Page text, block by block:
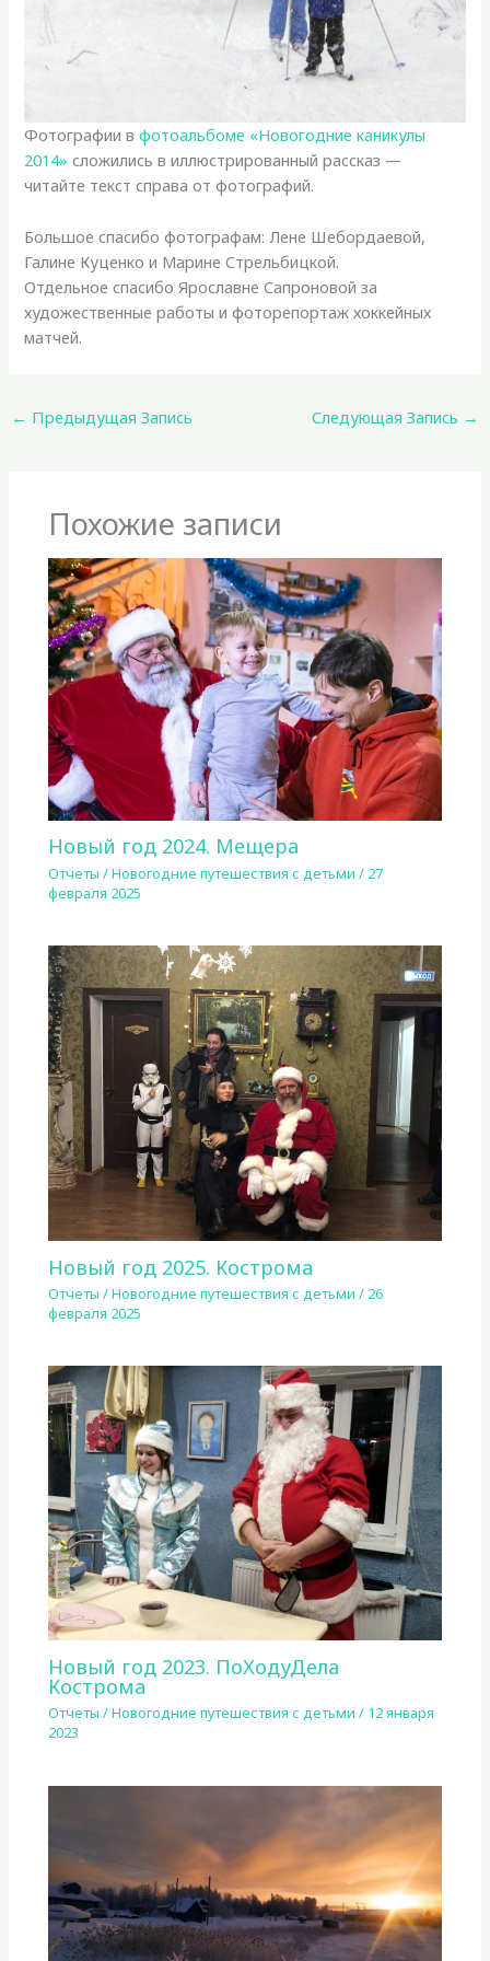
Фотографии вфотоальбоме «Новогодние каникулы
2014» сложились в иллюстрированный рассказ —
читайте текст справа от фотографий.
Большое спасибо фотографам: Лене Шебордаевой,
Галине Куценко и Марине Стрельбицкой.
Отдельное спасибо Ярославне Сапроновой за
художественные работы и фоторепортаж хоккейных
матчей.
← Предыдущая Запись Следующая Запись →
Похожие записи
Новый год 2024. Мещера
Отчеты /Новогодние путешествия с детьми / 27
февраля 2025
Новый год 2025. Кострома
Отчеты /Новогодние путешествия с детьми / 26
февраля 2025
Новый год 2023. ПоХодуДела
Кострома
Отчеты /Новогодние путешествия с детьми / 12 января
2023